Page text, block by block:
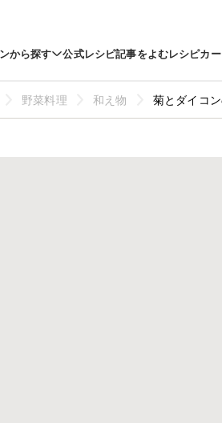
から探す 公式レシピ記事をよむレシピカ
野菜料理 和え物 菊とダイコン